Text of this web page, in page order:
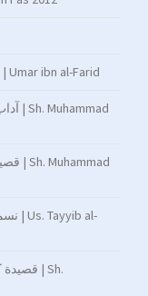
Qasida | Hal naru Layla – هل نار ليلى بدت | Umar ibn al-Farid